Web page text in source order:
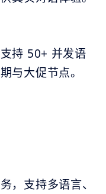
持 50+ 并发语
与大促节点。
，支持多语言、